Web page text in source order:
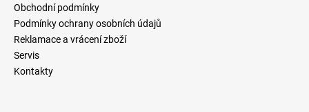
Obchodní podmínky
Podmínky ochrany osobních údajů
Reklamace a vrácení zboží
Servis
Kontakty